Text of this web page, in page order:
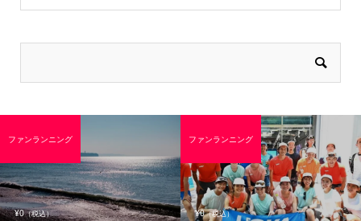
¥0（税込）
ファンランニング
¥0（税込）
ファンランニング